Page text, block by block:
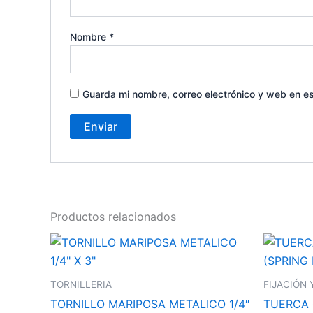
Nombre *
Guarda mi nombre, correo electrónico y web en
Productos relacionados
TORNILLERIA
TORNILLO MARIPOSA METALICO 1/4″
FIJACIÓN
TUERCA